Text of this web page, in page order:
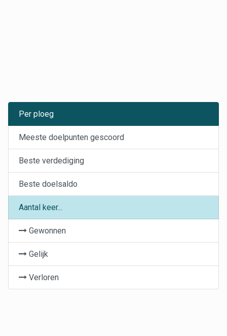
Per ploeg
Meeste doelpunten gescoord
Beste verdediging
Beste doelsaldo
Aantal keer...
Gewonnen
Gelijk
Verloren